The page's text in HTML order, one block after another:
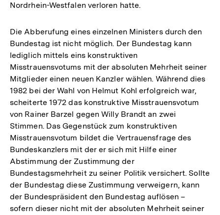
Nordrhein-Westfalen verloren hatte.
Die Abberufung eines einzelnen Ministers durch den
Bundestag ist nicht möglich. Der Bundestag kann
lediglich mittels eins konstruktiven
Misstrauensvotums mit der absoluten Mehrheit seiner
Mitglieder einen neuen Kanzler wählen. Während dies
1982 bei der Wahl von Helmut Kohl erfolgreich war,
scheiterte 1972 das konstruktive Misstrauensvotum
von Rainer Barzel gegen Willy Brandt an zwei
Stimmen. Das Gegenstück zum konstruktiven
Misstrauensvotum bildet die Vertrauensfrage des
Bundeskanzlers mit der er sich mit Hilfe einer
Abstimmung der Zustimmung der
Bundestagsmehrheit zu seiner Politik versichert. Sollte
der Bundestag diese Zustimmung verweigern, kann
der Bundespräsident den Bundestag auflösen –
sofern dieser nicht mit der absoluten Mehrheit seiner